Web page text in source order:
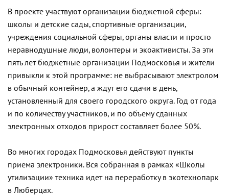
В проекте участвуют организации бюджетной сферы:
школы и детские сады, спортивные организации,
учреждения социальной сферы, органы власти и просто
неравнодушные люди, волонтеры и экоактивисты. За эти
пять лет бюджетные организации Подмосковья и жители
привыкли к этой программе: не выбрасывают электролом
в обычный контейнер, а ждут его сдачи в день,
установленный для своего городского округа. Год от года
и по количеству участников, и по объему сданных
электронных отходов прирост составляет более 50%.
Во многих городах Подмосковья действуют пункты
приема электроники. Вся собранная в рамках «Школы
утилизации» техника идет на переработку в экотехнопарк
в Люберцах.